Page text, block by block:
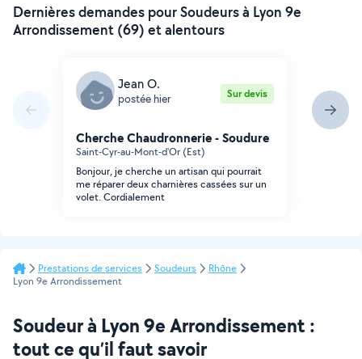
Dernières demandes pour Soudeurs à Lyon 9e
Arrondissement (69) et alentours
Jean O.
postée hier Sur devis
Cherche Chaudronnerie - Soudure
Saint-Cyr-au-Mont-d'Or (Est)
Bonjour, je cherche un artisan qui pourrait
me réparer deux charnières cassées sur un
volet. Cordialement
Prestations de services Soudeurs
Rhône
Lyon 9e Arrondissement
Soudeur à Lyon 9e Arrondissement :
tout ce qu’il faut savoir